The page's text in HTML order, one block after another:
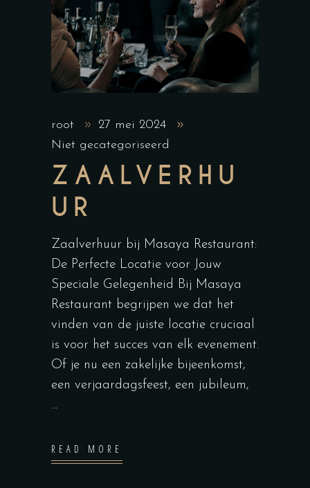
root
27 mei 2024
Niet gecategoriseerd
ZAALVERHU
UR
Zaalverhuur bij Masaya Restaurant:
De Perfecte Locatie voor Jouw
Speciale Gelegenheid Bij Masaya
Restaurant begrijpen we dat het
vinden van de juiste locatie cruciaal
is voor het succes van elk evenement.
Of je nu een zakelijke bijeenkomst,
een verjaardagsfeest, een jubileum,
READ MORE